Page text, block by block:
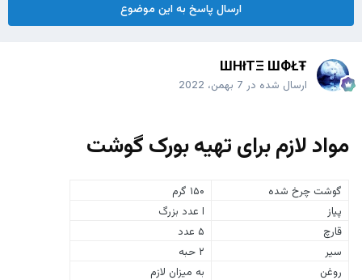
ارسال پاسخ به این موضوع
ШHłTΞ ШФŁŦ
ارسال شده در 7 بهمن، 2022
مواد لازم برای تهیه بورک گوشت
گوشت چرخ شده
۱۵۰ گرم
پیاز
ا عدد بزرگ
قارچ
۵ عدد
سیر
۲ حبه
روغن
به میزان لازم